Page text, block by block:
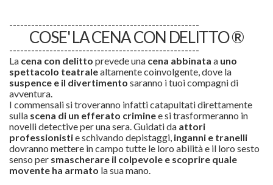
----------------------------------------------------
COSE' LA CENA CON DELITTO ®
----------------------------------------------------
La cena con delitto prevede una cena abbinata a uno
spettacolo teatralealtamente coinvolgente, dove la
suspence e il divertimento saranno i tuoi compagni di
avventura.
I commensali si troveranno infatti catapultati direttamente
sulla scena di un efferato criminee si trasformeranno in
novelli detective per una sera. Guidati da attori
professionistie schivando depistaggi, inganni e tranelli
dovranno mettere in campo tutte le loro abilità e il loro sesto
senso per smascherare il colpevole e scoprire quale
movente ha armato la sua mano.